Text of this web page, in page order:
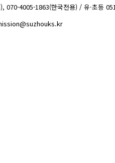
070-4005-1863(한국전용) / 유·초등